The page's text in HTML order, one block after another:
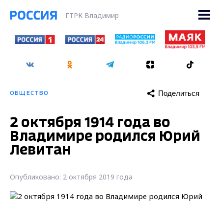
ГТРК Владимир
ОБЩЕСТВО Поделиться
2 октября 1914 года во
Владимире родился Юрий
Левитан
Опубликовано: 2 октября 2019 года